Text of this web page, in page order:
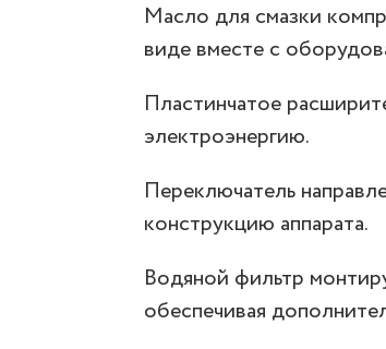
Масло для смазки
виде вместе с
Пластинчатое
электроэнергию.
Переключатель
конструкцию аппарата.
Водяной фильтр
обеспечивая